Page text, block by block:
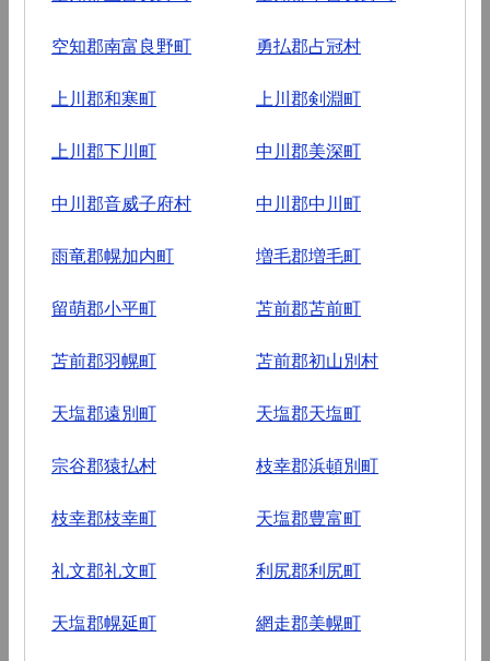
空知郡南富良野町 勇払郡占冠村
上川郡和寒町 上川郡剣淵町
上川郡下川町 中川郡美深町
中川郡音威子府村 中川郡中川町
雨竜郡幌加内町 増毛郡増毛町
留萌郡小平町 苫前郡苫前町
苫前郡羽幌町 苫前郡初山別村
天塩郡遠別町 天塩郡天塩町
宗谷郡猿払村 枝幸郡浜頓別町
枝幸郡枝幸町 天塩郡豊富町
礼文郡礼文町 利尻郡利尻町
天塩郡幌延町 網走郡美幌町